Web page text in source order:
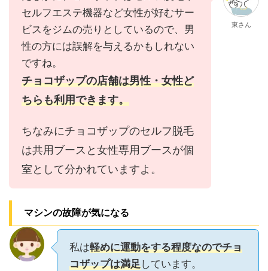
セルフエステ機器など女性が好むサー
ビスをジムの売りとしているので、男
性の方には誤解を与えるかもしれない
ですね。
チョコザップの店舗は男性・女性ど
ちらも利用できます。
ちなみにチョコザップのセルフ脱毛
は共用ブースと女性専用ブースが個
室として分かれていますよ。
東さん
マシンの故障が気になる
私は軽めに運動をする程度なのでチョ
コザップは満足しています。